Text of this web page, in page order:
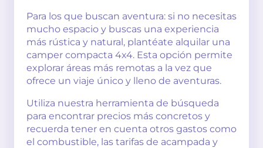
Para los que buscan aventura: si no necesitas
mucho espacio y buscas una experiencia
más rústica y natural, plantéate alquilar una
camper compacta 4x4. Esta opción permite
explorar áreas más remotas a la vez que
ofrece un viaje único y lleno de aventuras.
Utiliza nuestra herramienta de búsqueda
para encontrar precios más concretos y
recuerda tener en cuenta otros gastos como
el combustible, las tarifas de acampada y